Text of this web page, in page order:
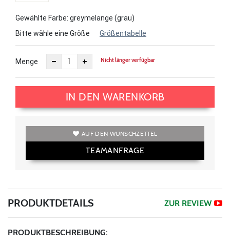
Gewählte Farbe: greymelange (grau)
Bitte wähle eine Größe
Größentabelle
Menge Nicht länger verfügbar
IN DEN WARENKORB
AUF DEN WUNSCHZETTEL
TEAMANFRAGE
PRODUKTDETAILS ZUR REVIEW
PRODUKTBESCHREIBUNG: